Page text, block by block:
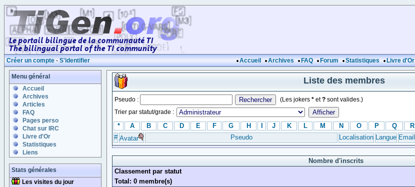
Créer un compte - S'identifier Accueil Archives FAQ Forum Statistiques Livre d'Or
Menu général
Accueil
Archives
Articles
FAQ
Pages perso
Chat sur IRC
Livre d'Or
Statistiques
Liens
Stats générales
Les visites du jour
Liste des membres
Pseudo : (Les jokers * et? sont valides.)
Trier par statut/grade :
* A B C D E F G H J K L M N O P Q R
# Avatar Pseudo Localisation Langue Email
Nombre d'inscrits
Classement par statut
Total: 0 membre(s)